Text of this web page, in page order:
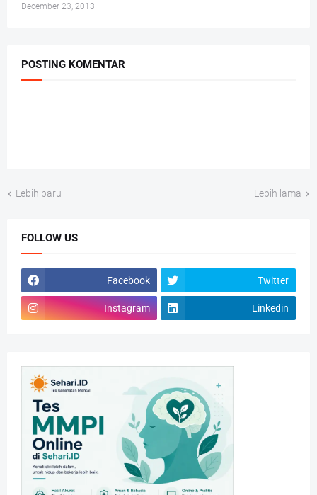
December 23, 2013
POSTING KOMENTAR
Lebih baru Lebih lama
FOLLOW US
Facebook Twitter
Instagram Linkedin